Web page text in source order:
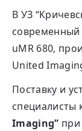
В УЗ
uMR 680,
United
Поставку и
специалисты
Imaging”